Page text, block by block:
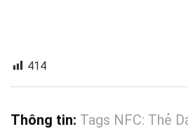
414
Thông tin: Tags NFC: Thẻ